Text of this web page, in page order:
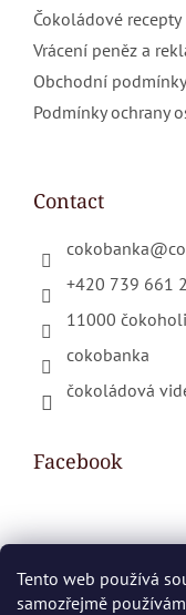
Tento web používá
samozřejmě
Čokoládové recepty
Vrácení peněz a
Obchodní podmínky
Podmínky ochrany
Contact
cokobanka@
+420 739 661
11000
cokobanka
čokoládová
Facebook
Shopping cart